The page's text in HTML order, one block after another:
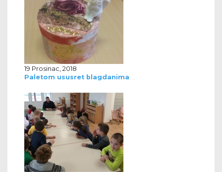
19 Prosinac, 2018
Paletom ususret blagdanima